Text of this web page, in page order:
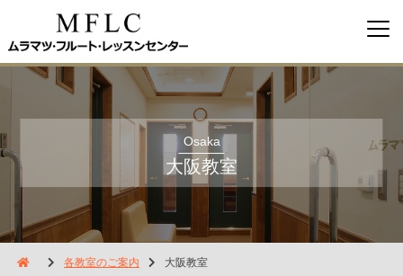
Osaka
大阪教室
各教室のご案内 大阪教室